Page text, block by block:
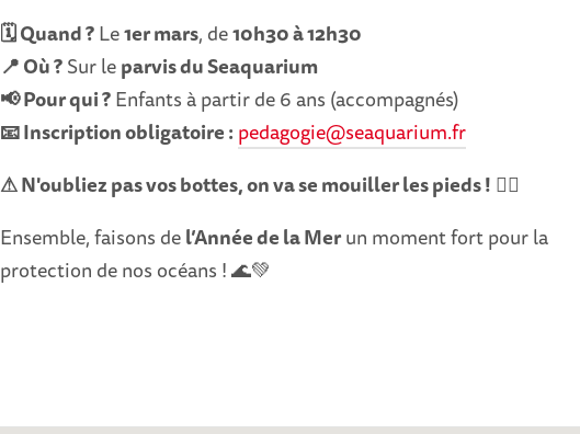
🗓 Quand ?Le1er mars, de10h30 à 12h30
📍 Où ?Sur leparvis du Seaquarium
📢 Pour qui ?Enfants à partir de 6 ans (accompagnés)
📧 Inscription obligatoire : pedagogie@seaquarium.fr
⚠ N'oubliez pas vos bottes, on va se mouiller les pieds ! 🧖‍♀️
Ensemble, faisons del’Année de la Merun moment fort pour la
protection de nos océans ! 🌊💚